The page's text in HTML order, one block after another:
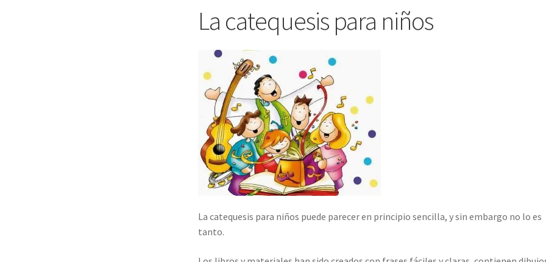
La catequesis para niños
La catequesis para niños puede parecer en principio sencilla, y sin embargo no lo es
tanto.